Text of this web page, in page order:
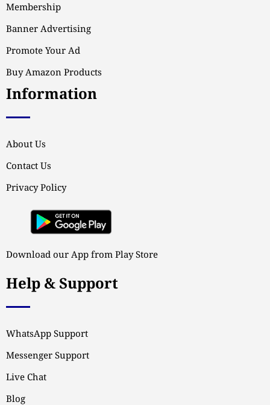
Membership
Banner Advertising
Promote Your Ad
Buy Amazon Products
Information
About Us
Contact Us
Privacy Policy
Download our App from Play Store
Help & Support
WhatsApp Support
Messenger Support
Live Chat
Blog